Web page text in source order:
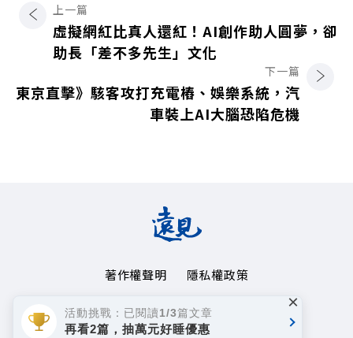
上一篇
虛擬網紅比真人還紅！AI創作助人圓夢，卻
助長「差不多先生」文化
下一篇
東京直擊》駭客攻打充電樁、娛樂系統，汽
車裝上AI大腦恐陷危機
著作權聲明
隱私權政策
Copyright© 1999~2026
遠見天下文化事業群. All rights reserved.
活動挑戰：已閱讀1/3篇文章
再看2篇，抽萬元好睡優惠
×